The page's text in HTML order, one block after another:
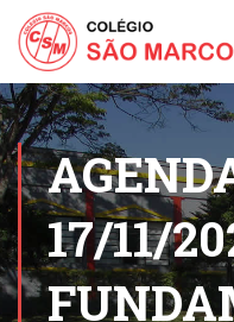
17/11/